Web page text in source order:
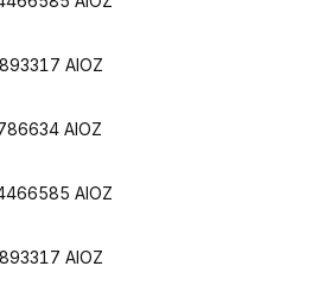
AIOZ
AIOZ
AIOZ
AIOZ